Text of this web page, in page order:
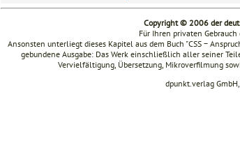
Copyright © 2006 der
Für Ihren privaten
Ansonsten unterliegt dieses Kapitel aus dem Buch "CSS −
gebundene Ausgabe: Das Werk einschließlich aller seiner
Vervielfältigung, Übersetzung, Mikroverfilmung
dpunkt.verlag